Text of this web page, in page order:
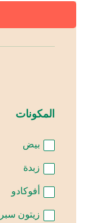
المكونات
بيض
زبدة
أفوكادو
زيتون